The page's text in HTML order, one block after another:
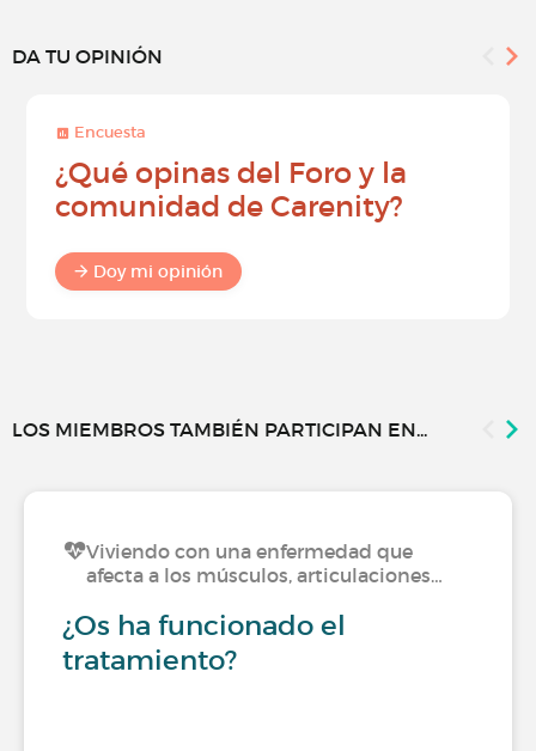
DA TU OPINIÓN
Encuesta
¿Qué opinas del Foro y la
comunidad de Carenity?
Doy mi opinión
LOS MIEMBROS TAMBIÉN PARTICIPAN EN...
Viviendo con una enfermedad que
afecta a los músculos, articulaciones…
¿Os ha funcionado el
tratamiento?